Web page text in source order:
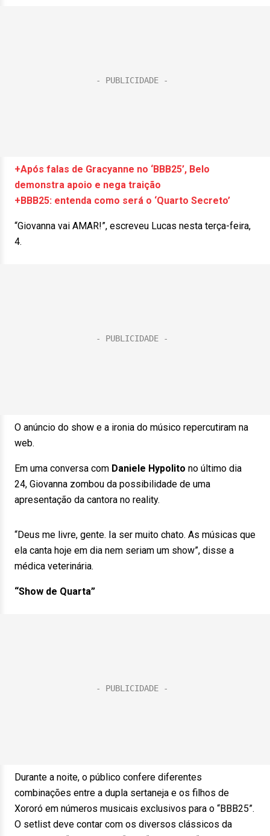
+Após falas de Gracyanne no ‘BBB25’, Belo
demonstra apoio e nega traição
+BBB25: entenda como será o ‘Quarto Secreto’
“Giovanna vai AMAR!”, escreveu Lucas nesta terça-feira,
4.
O anúncio do show e a ironia do músico repercutiram na
web.
Em uma conversa com Daniele Hypolito no último dia
24, Giovanna zombou da possibilidade de uma
apresentação da cantora no reality.
“Deus me livre, gente. Ia ser muito chato. As músicas que
ela canta hoje em dia nem seriam um show”, disse a
médica veterinária.
“Show de Quarta”
Durante a noite, o público confere diferentes
combinações entre a dupla sertaneja e os filhos de
Xororó em números musicais exclusivos para o “BBB25”.
O setlist deve contar com os diversos clássicos da